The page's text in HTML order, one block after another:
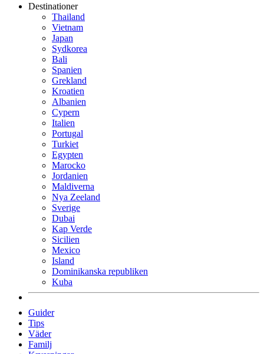
Destinationer
Thailand
Vietnam
Japan
Sydkorea
Bali
Spanien
Grekland
Kroatien
Albanien
Cypern
Italien
Portugal
Turkiet
Egypten
Marocko
Jordanien
Maldiverna
Nya Zeeland
Sverige
Dubai
Kap Verde
Sicilien
Mexico
Island
Dominikanska republiken
Kuba
Guider
Tips
Väder
Familj